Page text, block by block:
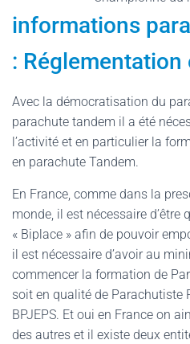
informations
:
Avec la démocratisation du
parachute tandem il a été
l’activité et en particulier la
en parachute Tandem.
En France, comme dans la
monde, il est nécessaire d’être
« Biplace » afin de pouvoir
il est nécessaire d’avoir au
commencer la formation de
soit en qualité de Parachutiste
BPJEPS. Et oui en France on
des autres et il existe deux